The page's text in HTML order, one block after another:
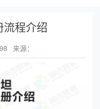
流程介绍
来源：